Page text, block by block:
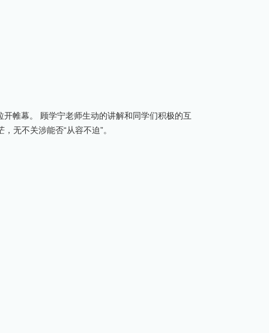
帷幕。 顾学宁老师生动的讲解和同学们积极的互
无不关涉能否“从容不迫”。